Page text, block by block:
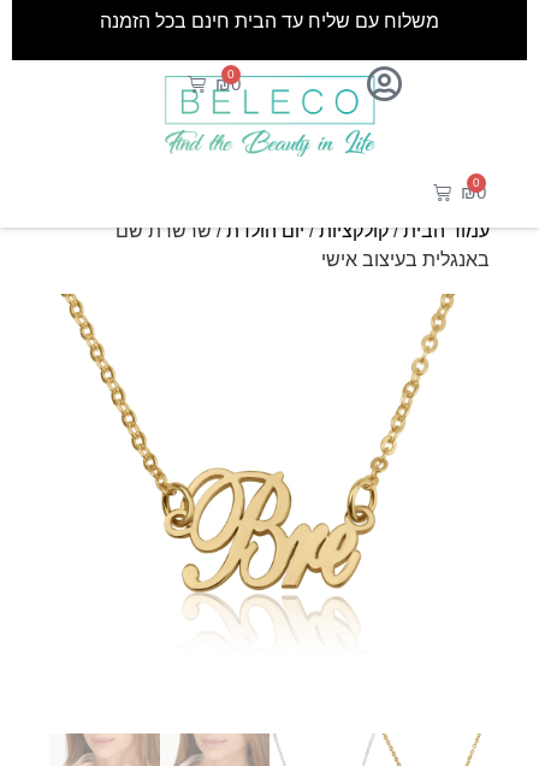
₪0
0
משלוח עם שליח עד הבית חינם בכל הזמנה
₪0
0
עמוד הבית/קולקציות/יום הולדת/ שרשרת שם
באנגלית בעיצוב אישי